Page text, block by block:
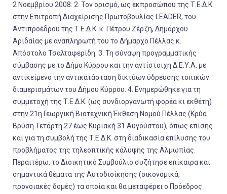
2 Νοεμβρίου 2008. 2. Τον ορισμό, ως εκπροσώπου της Τ.Ε.Δ.Κ.
στην Επιτροπή Διαχείρισης Πρωτοβουλίας LEADER, του
Αντιπροέδρου της Τ.Ε.Δ.Κ. κ. Πέτρου Ζέρζη, Δημάρχου
Αριδαίας με αναπληρωτή του το Δήμαρχο Πέλλας κ.
Απόστολο Τσαλταφερίδη. 3. Τη σύναψη προγραμματικής
σύμβασης με το Δήμο Κύρρου και την αντίστοιχη Δ.Ε.Υ.Α. με
αντικείμενο την αντικατάσταση δικτύων ύδρευσης τοπικών
διαμερισμάτων του Δήμου Κύρρου. 4. Ενημερώθηκε για τη
συμμετοχή της Τ.Ε.Δ.Κ. (ως συνδιοργανωτή φορέα κι εκθέτη)
στην 21η Γεωργική Βιοτεχνική Έκθεση Νομού Πέλλας (Κρύα
Βρύση Τετάρτη 27 έως Κυριακή 31 Αυγούστου), όπως επίσης
και για τη συμβολή της Τ.Ε.Δ.Κ. στη διαδικασία επίλυσης του
προβλήματος της τηλεοπτικής κάλυψης της Αλμωπίας.
Περαιτέρω, το Διοικητικό Συμβούλιο συζήτησε επίκαιρα και
σημαντικά θέματα της Αυτοδιοίκησης (οικονομικά,
προνοιακές δομές) τα οποία και θα μεταφέρει ο Πρόεδρος